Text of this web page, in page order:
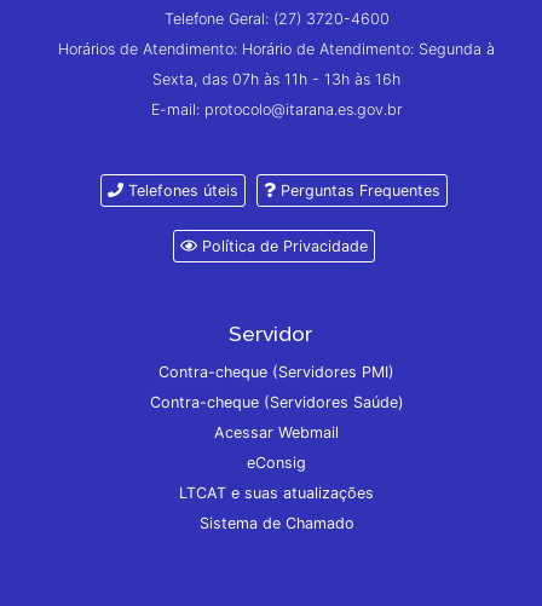
Telefone Geral: (27) 3720-4600
Horários de Atendimento: Horário de Atendimento: Segunda à
Sexta, das 07h às 11h - 13h às 16h
E-mail: protocolo@itarana.es.gov.br
Telefones úteis Perguntas Frequentes
Política de Privacidade
Servidor
Contra-cheque (Servidores PMI)
Contra-cheque (Servidores Saúde)
Acessar Webmail
eConsig
LTCAT e suas atualizações
Sistema de Chamado